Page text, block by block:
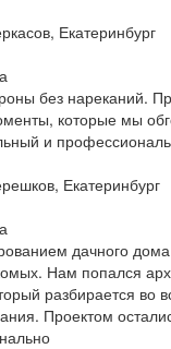
Екатеринбург
без нареканий.
которые мы
и
Екатеринбург
дачного
Нам попался
разбирается во
Проектом